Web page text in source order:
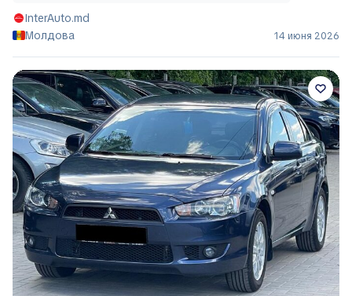
InterAuto.md
Молдова
14 июня 2026